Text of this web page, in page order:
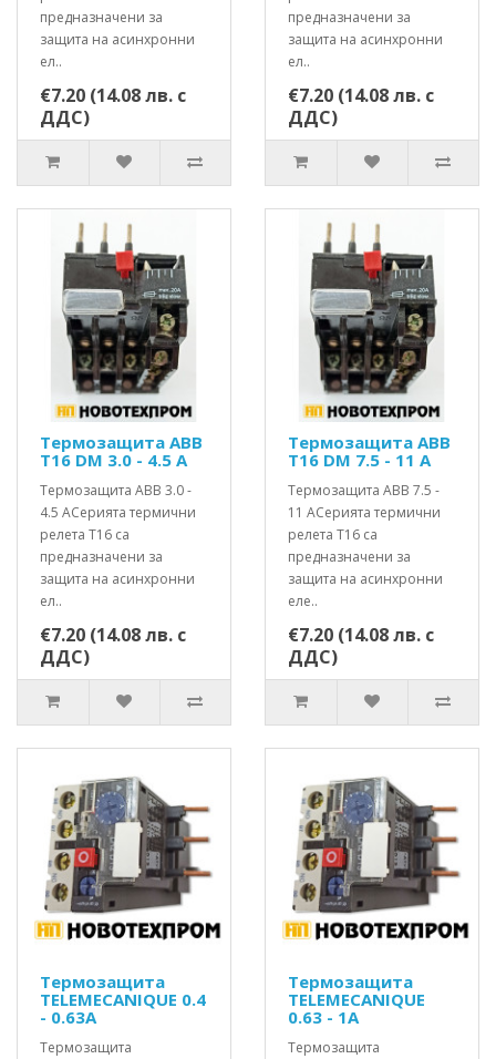
предназначени за
защита на асинхронни
ел..
€7.20 (14.08 лв. с
ДДС)
предназначени за
защита на асинхронни
ел..
€7.20 (14.08 лв. с
ДДС)
Термозащита ABB
T16 DM 3.0 - 4.5 A
Термозащита ABB 3.0 -
4.5 AСерията термични
релета T16 са
предназначени за
защита на асинхронни
ел..
€7.20 (14.08 лв. с
ДДС)
Термозащита ABB
T16 DM 7.5 - 11 A
Термозащита ABB 7.5 -
11 AСерията термични
релета T16 са
предназначени за
защита на асинхронни
еле..
€7.20 (14.08 лв. с
ДДС)
Термозащита
TELEMECANIQUE 0.4
- 0.63A
Термозащита
Термозащита
TELEMECANIQUE
0.63 - 1A
Термозащита